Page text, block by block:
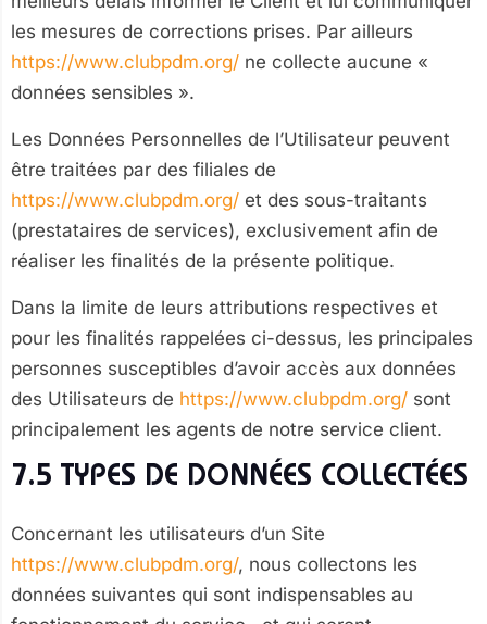
les mesures de corrections prises. Par ailleurs
https://www.clubpdm.org/ ne collecte aucune «
données sensibles ».
Les Données Personnelles de l’Utilisateur peuvent
être traitées par des filiales de
https://www.clubpdm.org/ et des sous-traitants
(prestataires de services), exclusivement afin de
réaliser les finalités de la présente politique.
Dans la limite de leurs attributions respectives et
pour les finalités rappelées ci-dessus, les principales
personnes susceptibles d’avoir accès aux données
des Utilisateurs de https://www.clubpdm.org/ sont
principalement les agents de notre service client.
7.5 TYPES DE DONNÉES COLLECTÉES
Concernant les utilisateurs d’un Site
https://www.clubpdm.org/, nous collectons les
données suivantes qui sont indispensables au